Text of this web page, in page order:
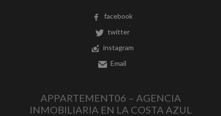
facebook
twitter
instagram
Email
APPARTEMENT06 – AGENCIA
INMOBILIARIA EN LA COSTA AZUL